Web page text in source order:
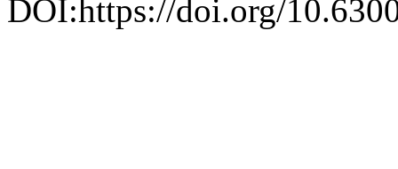
DOI:https://doi.org/